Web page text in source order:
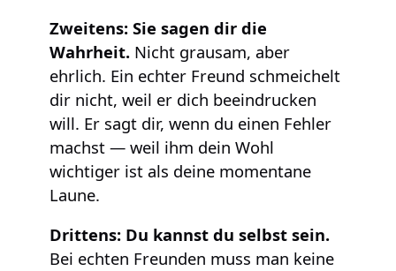
Zweitens: Sie sagen dir die
Wahrheit. Nicht grausam, aber
ehrlich. Ein echter Freund schmeichelt
dir nicht, weil er dich beeindrucken
will. Er sagt dir, wenn du einen Fehler
machst — weil ihm dein Wohl
wichtiger ist als deine momentane
Laune.
Drittens: Du kannst du selbst sein.
Bei echten Freunden muss man keine